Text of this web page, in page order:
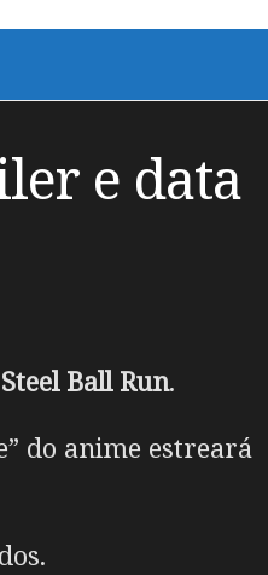
e data
Steel Ball Run.
do anime estreará